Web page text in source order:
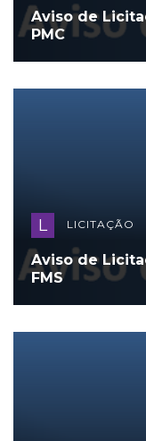
Aviso de
PMC
L LICITAÇÃO
Aviso de
FMS